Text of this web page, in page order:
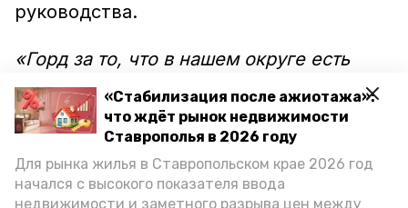
«Стабилизация после ажиотажа»:
что ждёт рынок недвижимости
Ставрополья в 2026 году
Для рынка жилья в Ставропольском крае 2026 год
начался с высокого показателя ввода
недвижимости и заметного разрыва цен между
руководства.
«Горд за то, что в нашем округе есть
такие преподаватели. Кстати, Анна
Яценко была одним из организаторов
форума, а Юлия Захаркина —
экспонентом, делившимся своими
знаниями с коллегами со всей России.